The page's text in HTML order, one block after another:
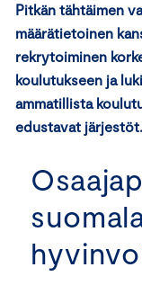
Pitkän tähtäimen
määrätietoinen
rekrytoiminen
koulutukseen ja
ammatillista
edustavat järjestöt.